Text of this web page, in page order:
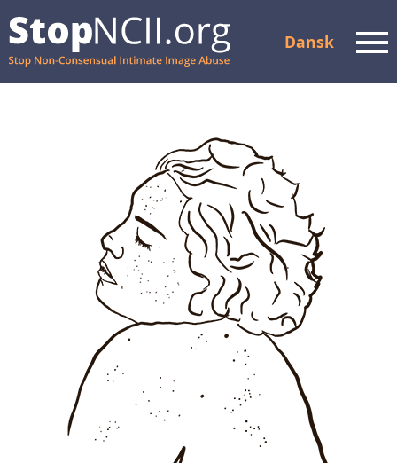
Dansk
Ressourcer og støtte
Sådan fungerer det
OFTE STILLEDE
SPØRGSMÅL
Fortrolighedspolitik